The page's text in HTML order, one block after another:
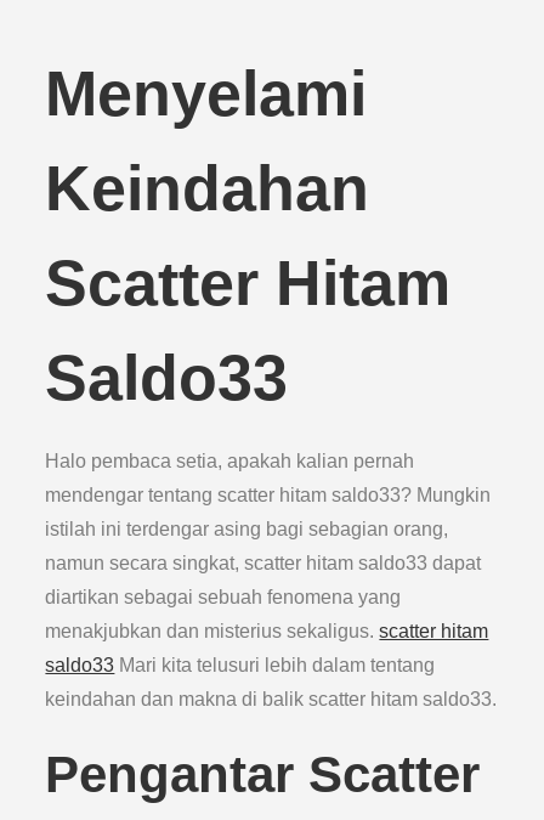
Menyelami
Keindahan
Scatter Hitam
Saldo33
Halo pembaca setia, apakah kalian pernah
mendengar tentang scatter hitam saldo33? Mungkin
istilah ini terdengar asing bagi sebagian orang,
namun secara singkat, scatter hitam saldo33 dapat
diartikan sebagai sebuah fenomena yang
menakjubkan dan misterius sekaligus.scatter hitam
saldo33 Mari kita telusuri lebih dalam tentang
keindahan dan makna di balik scatter hitam saldo33.
Pengantar Scatter